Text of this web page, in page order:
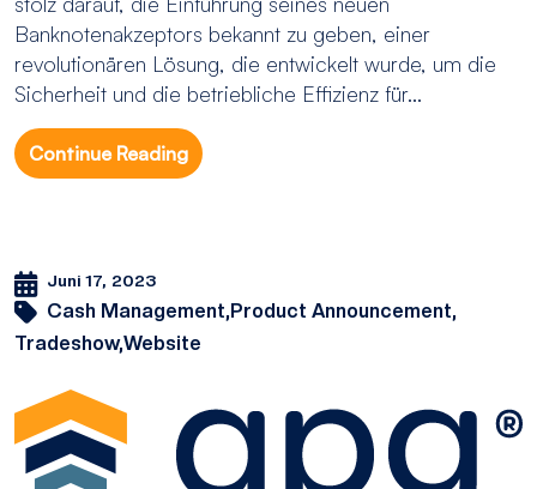
Banknotenakzeptors bekannt zu geben, einer
revolutionären Lösung, die entwickelt wurde, um die
Sicherheit und die betriebliche Effizienz für...
Continue Reading
Juni 17, 2023
Cash Management, Product Announcement,
Tradeshow,Website